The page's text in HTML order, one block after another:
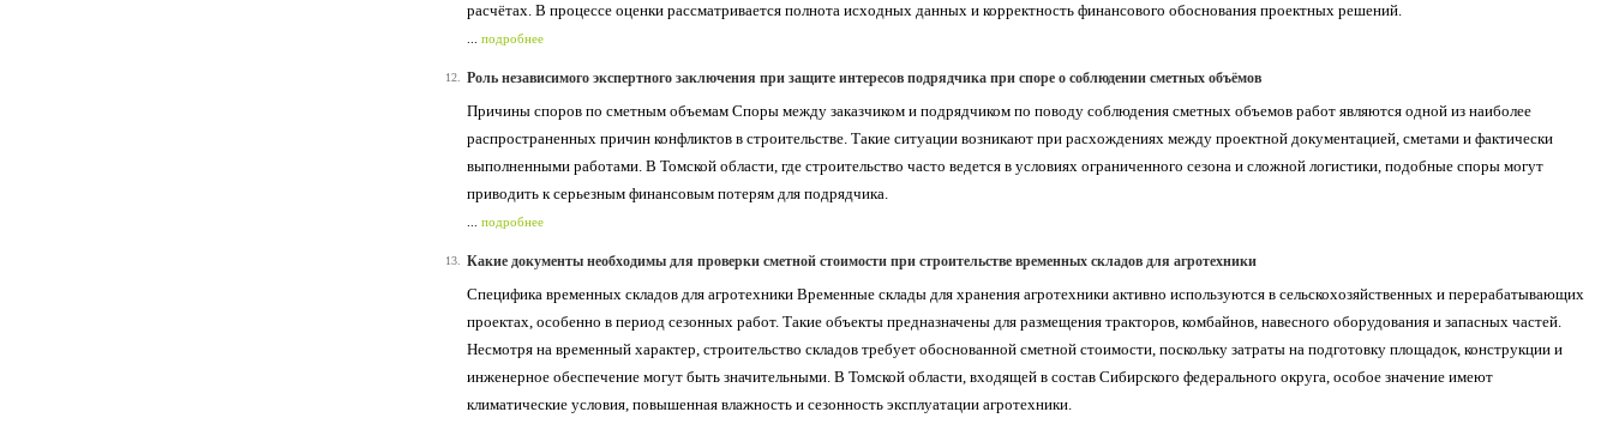
расчётах. В процессе оценки рассматривается полнота исходных данных и корректность финансового обоснования проектных решений.
подробнее
12. Роль независимого экспертного заключения при защите интересов подрядчика при споре о соблюдении сметных объёмов
Причины споров по сметным объемам Споры между заказчиком и подрядчиком по поводу соблюдения сметных объемов работ являются одной из наиболее
распространенных причин конфликтов в строительстве. Такие ситуации возникают при расхождениях между проектной документацией, сметами и фактически
выполненными работами. В Томской области, где строительство часто ведется в условиях ограниченного сезона и сложной логистики, подобные споры могут
приводить к серьезным финансовым потерям для подрядчика.
подробнее
13. Какие документы необходимы для проверки сметной стоимости при строительстве временных складов для агротехники
Специфика временных складов для агротехники Временные склады для хранения агротехники активно используются в сельскохозяйственных и перерабатывающих
проектах, особенно в период сезонных работ. Такие объекты предназначены для размещения тракторов, комбайнов, навесного оборудования и запасных частей.
Несмотря на временный характер, строительство складов требует обоснованной сметной стоимости, поскольку затраты на подготовку площадок, конструкции и
инженерное обеспечение могут быть значительными. В Томской области, входящей в состав Сибирского федерального округа, особое значение имеют
климатические условия, повышенная влажность и сезонность эксплуатации агротехники.